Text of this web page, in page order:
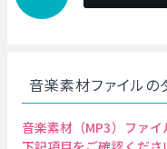
音楽素材ファイルの
音楽素材（MP3）ファ